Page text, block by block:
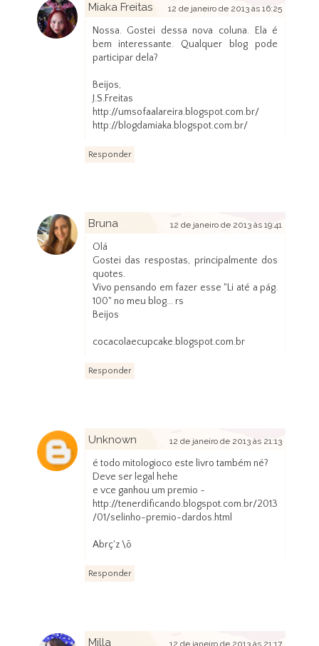
Miaka Freitas 12 de janeiro de 2013 às 16:25
Nossa. Gostei dessa nova coluna. Ela é
bem interessante. Qualquer blog pode
participar dela?
Beijos,
J.S.Freitas
http://umsofaalareira.blogspot.com.br/
http://blogdamiaka.blogspot.com.br/
Responder
Bruna 12 de janeiro de 2013 às 19:41
Olá
Gostei das respostas, principalmente dos
quotes.
Vivo pensando em fazer esse "Li até a pág.
100" no meu blog... rs
Beijos
cocacolaecupcake.blogspot.com.br
Responder
Unknown 12 de janeiro de 2013 às 21:13
é todo mitologioco este livro também né?
Deve ser legal hehe
e vce ganhou um premio ~
http://tenerdificando.blogspot.com.br/2013
/01/selinho-premio-dardos.html
Abrç'z \õ
Responder
Milla